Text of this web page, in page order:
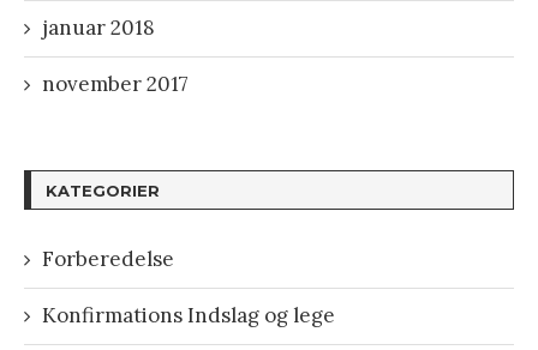
januar 2018
november 2017
KATEGORIER
Forberedelse
Konfirmations Indslag og lege